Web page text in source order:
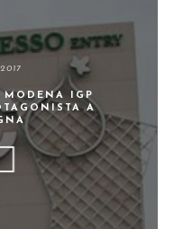
MODENA IGP
A